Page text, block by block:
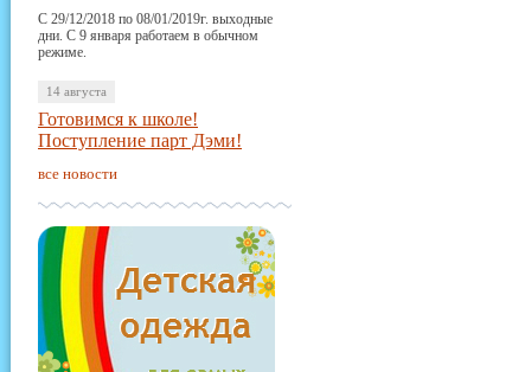
С 29/12/2018 по 08/01/2019г. выходные
дни. С 9 января работаем в обычном
режиме.
14 августа
Готовимся к школе!
Поступление парт Дэми!
все новости